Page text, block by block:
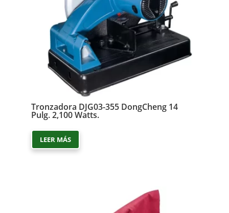
Tronzadora DJG03-355 DongCheng 14
Pulg. 2,100 Watts.
LEER MÁS